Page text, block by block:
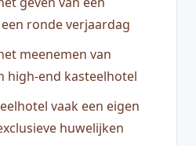
ronde verjaardag
meenemen van
high-end kasteelhotel
vaak een eigen
huwelijken